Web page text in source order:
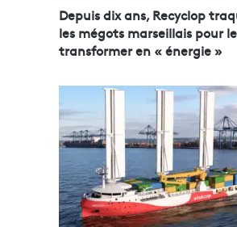
Depuis dix ans, Recyclop
les mégots marseillais pour
transformer en « énergie »